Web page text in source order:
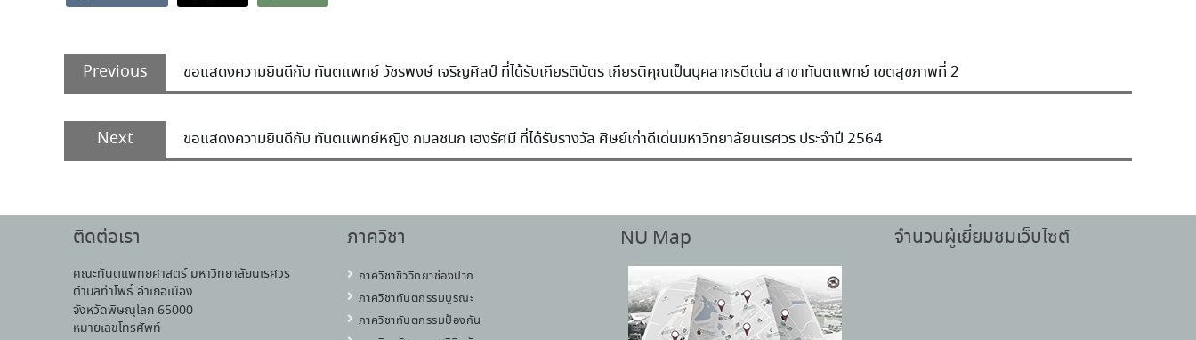
Previous ขอแสดงความยินดีกับ ทันตแพทย์ วัชรพงษ์ เจริญศิลป์ ที่ได้รับเกียรติบัตร เกียรติคุณเป็นบุคลากรดีเด่น สาขาทันตแพทย์ เขตสุขภาพที่ 2
Next ขอแสดงความยินดีกับ ทันตแพทย์หญิง กมลชนก เฮงรัศมี ที่ได้รับรางวัล ศิษย์เก่าดีเด่นมหาวิทยาลัยนเรศวร ประจำปี 2564
ติดต่อเรา
คณะทันตแพทยศาสตร์ มหาวิทยาลัยนเรศวร
ตำบลท่าโพธิ์ อำเภอเมือง
จังหวัดพิษณุโลก 65000
หมายเลขโทรศัพท์
ภาควิชา
ภาควิชาชีววิทยาช่องปาก
ภาควิชาทันตกรรมบูรณะ
ภาควิชาทันตกรรมป้องกัน
NU Map จำนวนผู้เยี่ยมชมเว็บไซต์